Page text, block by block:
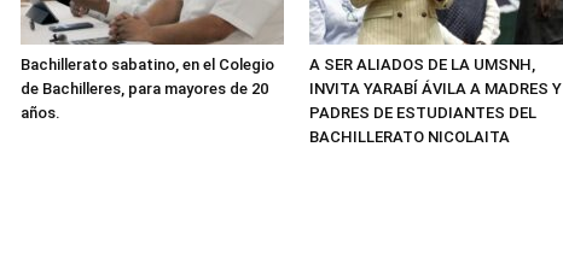
Bachillerato sabatino, en el Colegio
de Bachilleres, para mayores de 20
años.
A SER ALIADOS DE LA UMSNH,
INVITA YARABÍ ÁVILA A MADRES Y
PADRES DE ESTUDIANTES DEL
BACHILLERATO NICOLAITA